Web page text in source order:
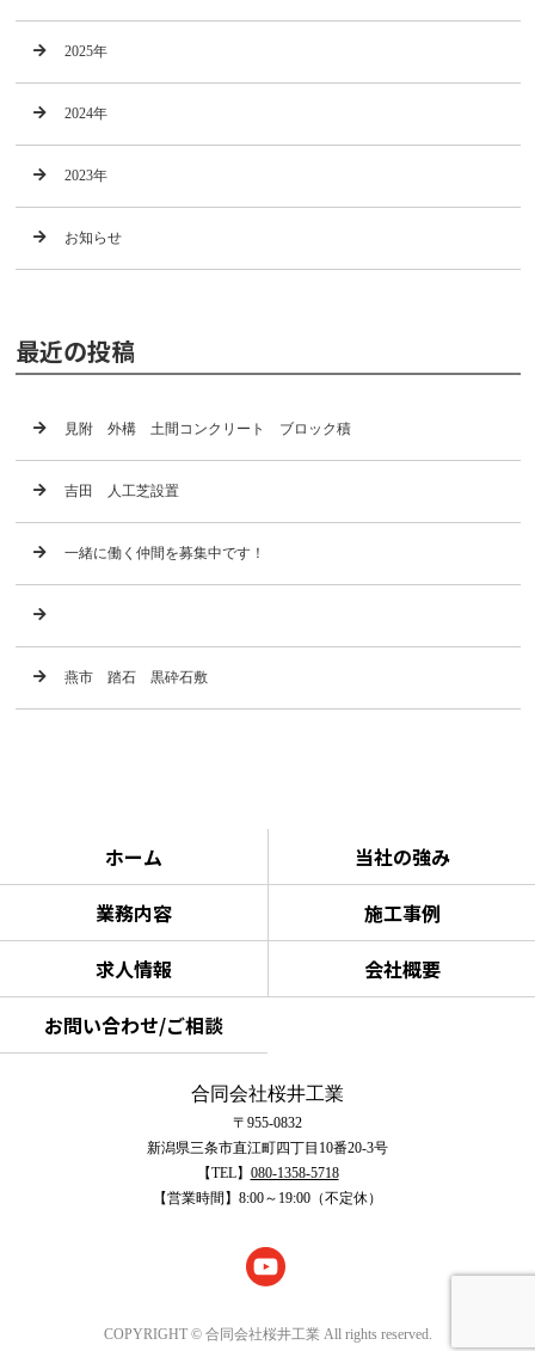
2025年
2024年
2023年
お知らせ
最近の投稿
見附 外構 土間コンクリート ブロック積
吉田 人工芝設置
一緒に働く仲間を募集中です！
燕市 踏石 黒砕石敷
ホーム
当社の強み
業務内容
施工事例
求人情報
会社概要
お問い合わせ/ご相談
合同会社桜井工業
〒955-0832
新潟県三条市直江町四丁目10番20-3号
【TEL】 080-1358-5718
【営業時間】8:00～19:00（不定休）
COPYRIGHT © 合同会社桜井工業 All rights reserved.